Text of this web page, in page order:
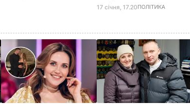
17 січня, 17.20ПОЛІТИКА